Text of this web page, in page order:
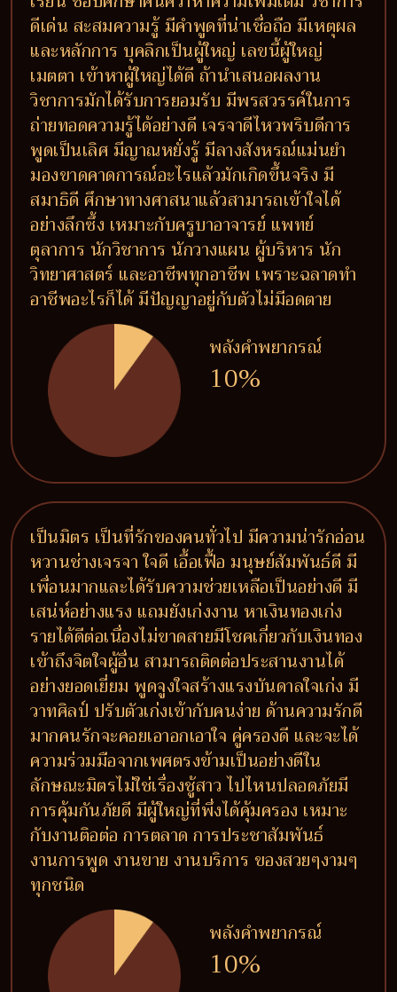
ดีเด่น สะสมความรู้ มีคำพูดที่น่าเชื่อถือ มีเหตุผล
และหลักการ บุคลิกเป็นผู้ใหญ่ เลขนี้ผู้ใหญ่
เมตตา เข้าหาผู้ใหญ่ได้ดี ถ้านำเสนอผลงาน
วิชาการมักได้รับการยอมรับ มีพรสวรรค์ในการ
ถ่ายทอดความรู้ได้อย่างดี เจรจาดีไหวพริบดีการ
พูดเป็นเลิศ มีญาณหยั่งรู้ มีลางสังหรณ์แม่นยำ
มองขาดคาดการณ์อะไรแล้วมักเกิดขึ้นจริง มี
สมาธิดี ศึกษาทางศาสนาแล้วสามารถเข้าใจได้
อย่างลึกซึ้ง เหมาะกับครูบาอาจารย์ แพทย์
ตุลาการ นักวิชาการ นักวางแผน ผู้บริหาร นัก
วิทยาศาสตร์ และอาชีพทุกอาชีพ เพราะฉลาดทำ
อาชีพอะไรก็ได้ มีปัญญาอยู่กับตัวไม่มีอดตาย
พลังคำพยากรณ์
10%
เป็นมิตร เป็นที่รักของคนทั่วไป มีความน่ารักอ่อน
หวานช่างเจรจา ใจดี เอื้อเฟื้อ มนุษย์สัมพันธ์ดี มี
เพื่อนมากและได้รับความช่วยเหลือเป็นอย่างดี มี
เสน่ห์อย่างแรง แถมยังเก่งงาน หาเงินทองเก่ง
รายได้ดีต่อเนื่องไม่ขาดสายมีโชคเกี่ยวกับเงินทอง
เข้าถึงจิตใจผู้อื่น สามารถติดต่อประสานงานได้
อย่างยอดเยี่ยม พูดจูงใจสร้างแรงบันดาลใจเก่ง มี
วาทศิลป์ ปรับตัวเก่งเข้ากับคนง่าย ด้านความรักดี
มากคนรักจะคอยเอาอกเอาใจ คู่ครองดี และจะได้
ความร่วมมือจากเพศตรงข้ามเป็นอย่างดีใน
ลักษณะมิตรไม่ใช่เรื่องชู้สาว ไปไหนปลอดภัยมี
การคุ้มกันภัยดี มีผู้ใหญ่ที่พึ่งได้คุ้มครอง เหมาะ
กับงานติอต่อ การตลาด การประชาสัมพันธ์
งานการพูด งานขาย งานบริการ ของสวยๆงามๆ
ทุกชนิด
พลังคำพยากรณ์
10%